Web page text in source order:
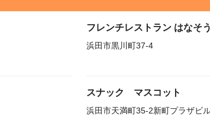
フレンチレストラン はなそ
浜田市黒川町37-4
スナック マスコット
浜田市天満町35-2新町プラザビ